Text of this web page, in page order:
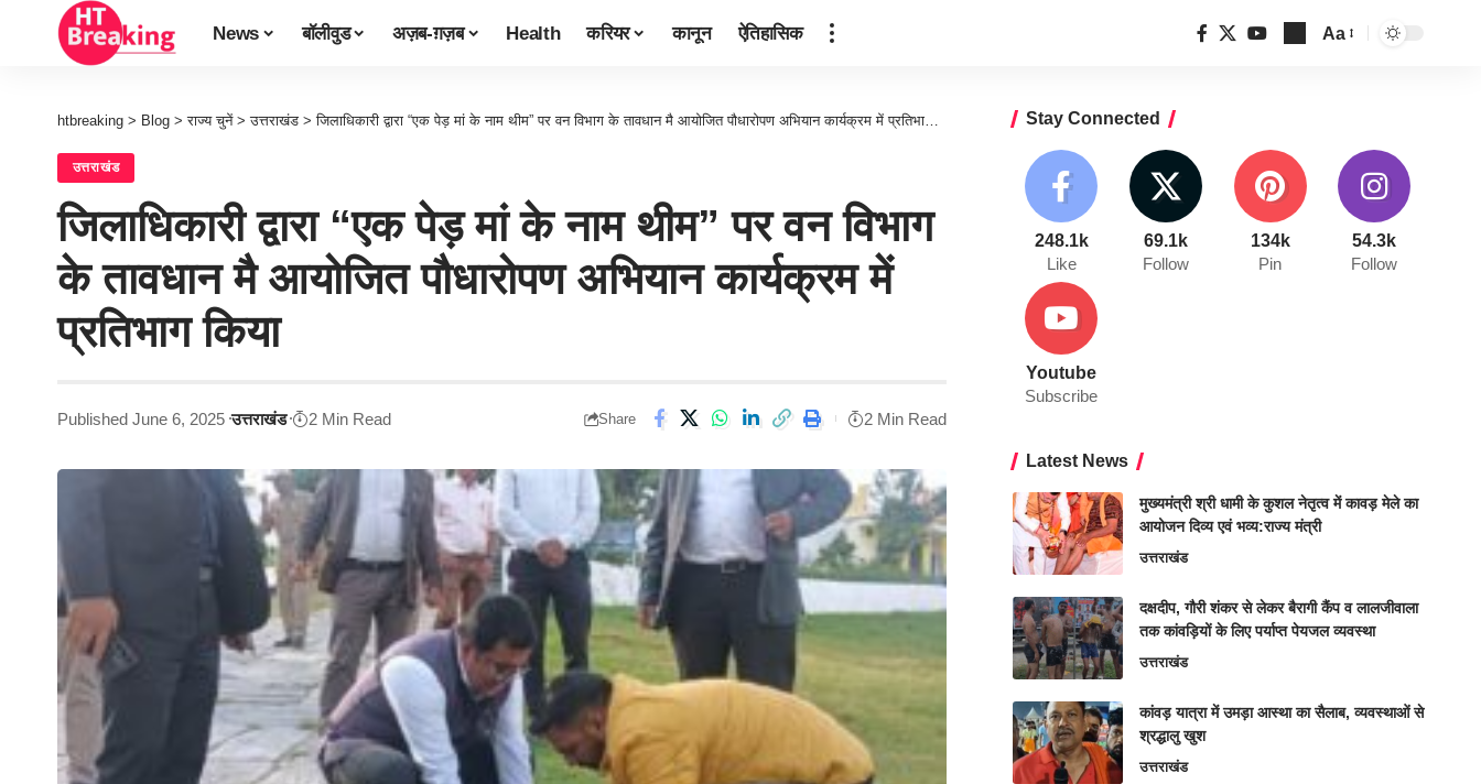
News बॉलीवुड अज़ब-ग़ज़ब Health करियर कानून ऐतिहासिक Aa
htbreaking > Blog >राज्य चुनें >उत्तराखंड >जिलाधिकारी द्वारा “एक पेड़ मां के नाम थीम” पर वन विभाग के तावधान मै आयोजित पौधारोपण अभियान कार्यक्रम में प्रतिभाग किया
उत्तराखंड
जिलाधिकारी द्वारा “एक पेड़ मां के नाम थीम” पर वन विभाग
के तावधान मै आयोजित पौधारोपण अभियान कार्यक्रम में
प्रतिभाग किया
Published June 6, 2025 उत्तराखंड 2 Min Read Share 2 Min Read
Stay Connected
248.1k
Like
69.1k
Follow
134k
Pin
54.3k
Follow
Youtube
Subscribe
Latest News
मुख्यमंत्री श्री धामी के कुशल नेतृत्व में कावड़ मेले का
आयोजन दिव्य एवं भव्य:राज्य मंत्री
उत्तराखंड
दक्षदीप, गौरी शंकर से लेकर बैरागी कैंप व लालजीवाला
तक कांवड़ियों के लिए पर्याप्त पेयजल व्यवस्था
उत्तराखंड
कांवड़ यात्रा में उमड़ा आस्था का सैलाब, व्यवस्थाओं से
श्रद्धालु खुश
उत्तराखंड